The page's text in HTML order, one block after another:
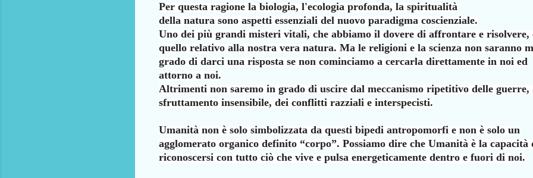
Per questa ragione la biologia, l'ecologia profonda, la spiritualità
della natura sono aspetti essenziali del nuovo paradigma coscienziale.
Uno dei più grandi misteri vitali, che abbiamo il dovere di affrontare e risolvere,
quello relativo alla nostra vera natura. Ma le religioni e la scienza non saranno
grado di darci una risposta se non cominciamo a cercarla direttamente in noi ed
attorno a noi.
Altrimenti non saremo in grado di uscire dal meccanismo ripetitivo delle guerre,
sfruttamento insensibile, dei conflitti razziali e interspecisti.
Umanità non è solo simbolizzata da questi bipedi antropomorfi e non è solo un
agglomerato organico definito “corpo”. Possiamo dire che Umanità è la capacità
riconoscersi con tutto ciò che vive e pulsa energeticamente dentro e fuori di noi.